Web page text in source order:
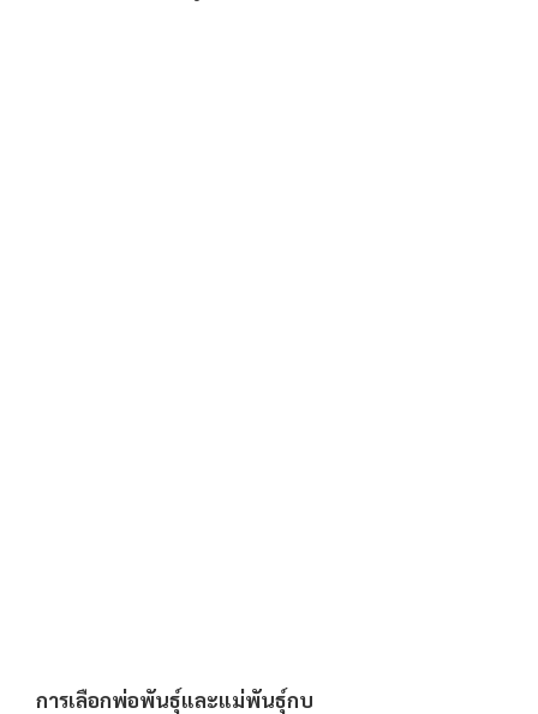
การเลือกพ่อพันธุ์และแม่พันธุ์กบ